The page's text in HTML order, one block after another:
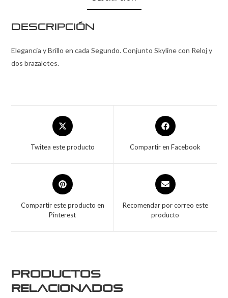
Descripción
Elegancia y Brillo en cada Segundo. Conjunto Skyline con Reloj y
dos brazaletes.
Twitea este producto Compartir en Facebook
Compartir este producto en
Pinterest
Recomendar por correo este
producto
Productos
relacionados